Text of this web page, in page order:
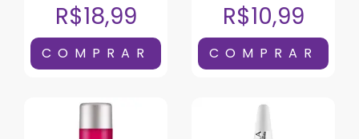
R$18,99 R$10,99